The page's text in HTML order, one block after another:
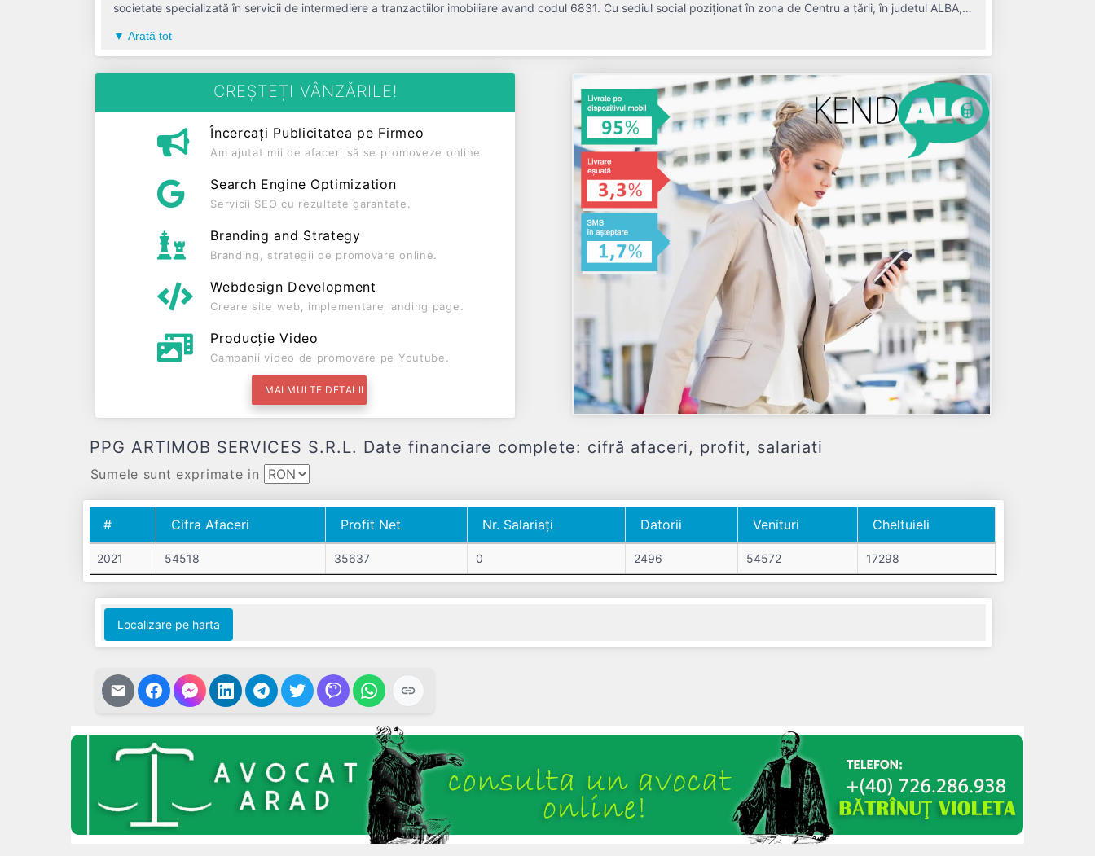
societate specializată în servicii de intermediere a tranzactiilor imobiliare avand codul 6831. Cu sediul social poziționat în zona de Centru a țării, în judetul ALBA,
Arată tot
CREȘTEȚI VÂNZĂRILE!
Încercați Publicitatea pe Firmeo
Am ajutat mii de afaceri să se promoveze online
Search Engine Optimization
Servicii SEO cu rezultate garantate.
Branding and Strategy
Branding, strategii de promovare online.
Webdesign Development
Creare site web, implementare landing page.
Producție Video
Campanii video de promovare pe Youtube.
MAI MULTE DETALII
PPG ARTIMOB SERVICES S.R.L. Date financiare complete: cifră afaceri, profit, salariati
Sumele sunt exprimate in
# Cifra Afaceri Profit Net Nr. Salariați Datorii Venituri
Cheltuieli
#
Cifra Afaceri Profit Net Datorii Venituri Cheltuieli
2021 54518 35637 0 2496 54572 17298
Localizare pe harta